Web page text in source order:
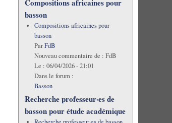
Compositions africaines pour
basson
Compositions africaines pour
basson
ParFdB
Nouveau commentaire de : FdB
Le : 06/04/2026 - 21:01
Dans le forum :
Basson
Recherche professeur·es de
basson pour étude académique